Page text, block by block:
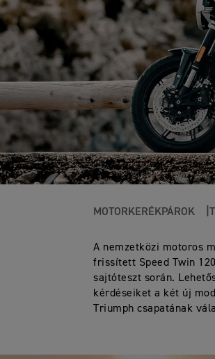
MOTORKERÉKPÁROK
A nemzetközi motoros
frissített Speed Twin
sajtóteszt során.
kérdéseiket a két új
Triumph csapatának